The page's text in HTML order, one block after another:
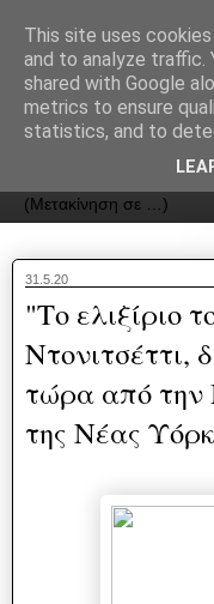
ΟΔΟΣ
31.5.20
"Το ελιξίριο
Ντονιτσέττι,
τώρα από
της Νέας
This site uses
and to analyze traffic.
shared with Google
metrics to ensure
statistics, and to